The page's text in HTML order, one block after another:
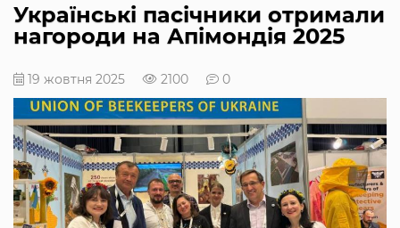
Українські пасічники отримали
нагороди на Апімондія 2025
19 жовтня 2025 2100 0